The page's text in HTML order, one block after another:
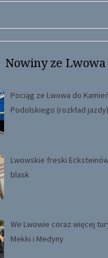
Nowiny ze Lwowa
Pociąg ze Lwowa do
Podolskiego (rozkład jazdy)
Lwowskie freski
blask
We Lwowie coraz więcej
Mekki i Medyny